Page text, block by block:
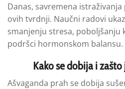
Danas, savremena
ovih tvrdnji. Naučni radovi
smanjenju stresa, poboljšanju
podršci hormonskom balansu.
Kako se dobija i
Ašvaganda prah se dobija